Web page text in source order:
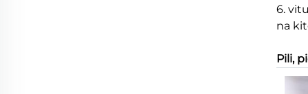
6.
na
Pili,